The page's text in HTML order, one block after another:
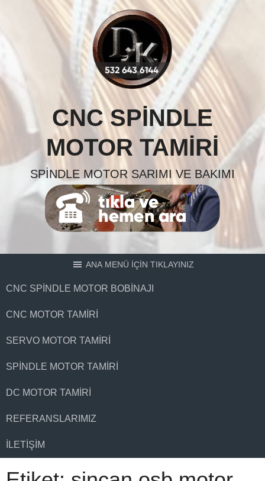
CNC SPINDLE
MOTOR TAMIRI
SPINDLE MOTOR SARIMI VE BAKIMI
ANA MENÜ İÇİN TIKLAYINIZ
CNC SPINDLE MOTOR BOBINAJI
CNC MOTOR TAMIRI
SERVO MOTOR TAMIRI
SPINDLE MOTOR TAMIRI
DC MOTOR TAMIRI
REFERANSLARIMIZ
İLETIŞIM